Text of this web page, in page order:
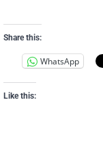
Share this:
WhatsApp
Like this: